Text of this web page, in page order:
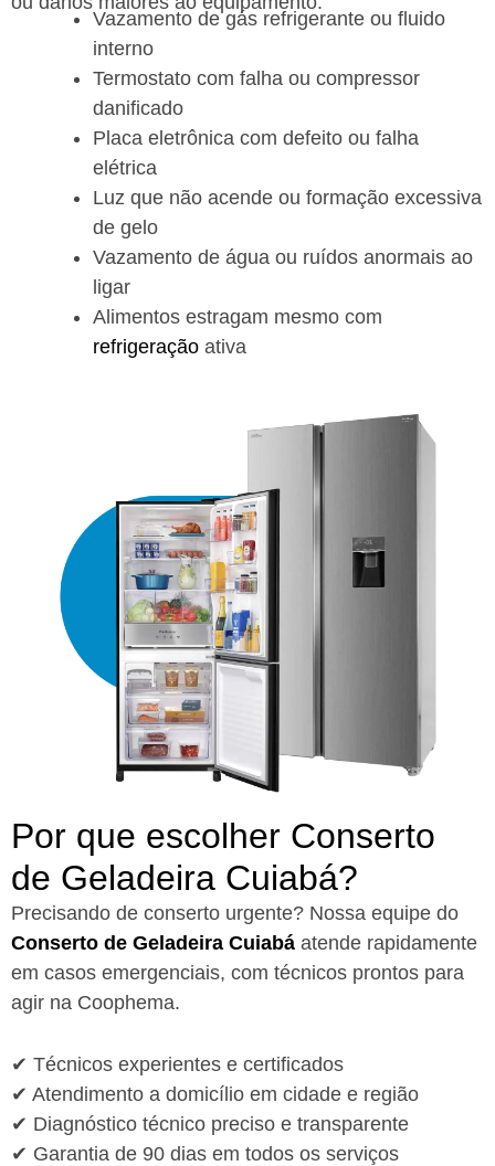
Vazamento de gás refrigerante ou fluido
interno
Termostato com falha ou compressor
danificado
Placa eletrônica com defeito ou falha
elétrica
Luz que não acende ou formação excessiva
de gelo
Vazamento de água ou ruídos anormais ao
ligar
Alimentos estragam mesmo com
refrigeração ativa
Por que escolher Conserto
de Geladeira Cuiabá?​
Precisando de conserto urgente? Nossa equipe do
Conserto de Geladeira Cuiabá atende rapidamente
em casos emergenciais, com técnicos prontos para
agir na Coophema.
✔ Técnicos experientes e certificados
✔ Atendimento a domicílio em cidade e região
✔ Diagnóstico técnico preciso e transparente
✔ Garantia de 90 dias em todos os serviços